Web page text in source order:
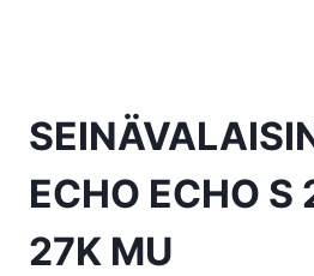
ECHO ECHO
27K MU